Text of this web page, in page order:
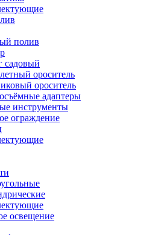
полив
садовый
ороситель
ороситель
адаптеры
инструменты
ограждение
освещение